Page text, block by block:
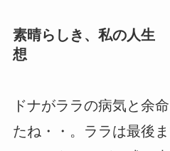
素晴らしき、私の人
想
ドナがララの病気と余
たね・・。ララは最後